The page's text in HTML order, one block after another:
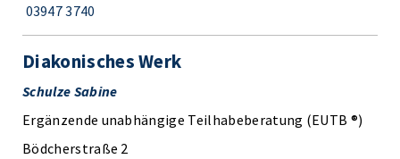
03947 3740
Diakonisches Werk
Schulze Sabine
Ergänzende unabhängige Teilhabeberatung (EUTB ®)
Bödcherstraße 2